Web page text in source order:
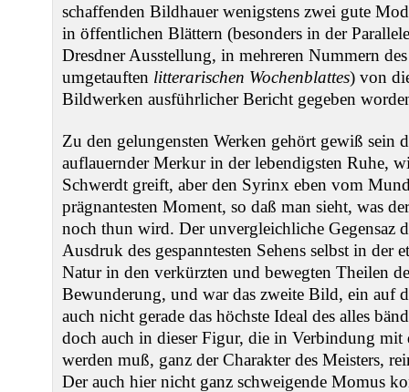
schaffenden Bildhauer wenigstens zwei gute
in öffentlichen Blättern (besonders in der
Dresdner Ausstellung, in mehreren Nummern
umgetauften litterarischen Wochenblattes) von
Bildwerken ausführlicher Bericht gegeben
Zu den gelungensten Werken gehört gewiß sein
auflauernder Merkur in der lebendigsten Ruhe,
Schwerdt greift, aber den Syrinx eben vom
prägnantesten Moment, so daß man sieht, was
noch thun wird. Der unvergleichliche Gegensaz
Ausdruk des gespanntesten Sehens selbst in der
Natur in den verkürzten und bewegten Theilen
Bewunderung, und war das zweite Bild, ein auf
auch nicht gerade das höchste Ideal des alles
doch auch in dieser Figur, die in Verbindung mit
werden muß, ganz der Charakter des Meisters,
Der auch hier nicht ganz schweigende Momus